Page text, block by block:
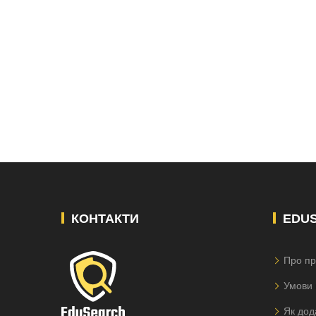
КОНТАКТИ
Про
Умови
Як